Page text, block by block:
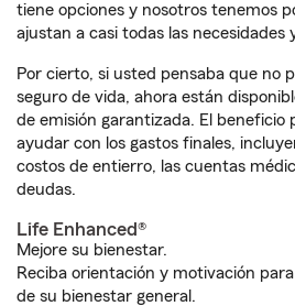
tiene opciones y nosotros tenemos
ajustan a casi todas las necesidades
Por cierto, si usted pensaba que no
seguro de vida, ahora están
de emisión garantizada. El beneficio
ayudar con los gastos finales,
costos de entierro, las cuentas
deudas.
Life Enhanced®
Mejore su bienestar.
Reciba orientación y motivación
de su bienestar general.